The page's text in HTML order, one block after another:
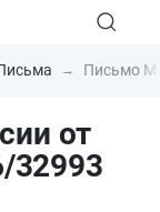
Письмо
от
32993